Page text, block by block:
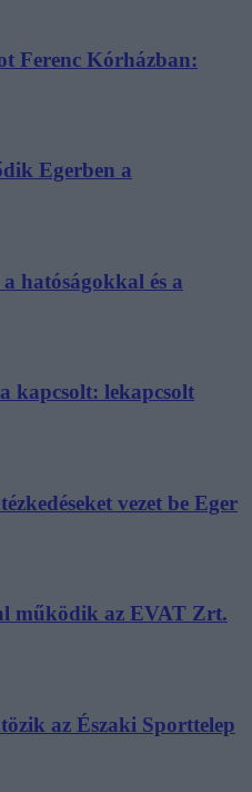
Ferenc Kórházban:
Egerben a
hatóságokkal és a
kapcsolt: lekapcsolt
vezet be Eger
működik az EVAT Zrt.
az Északi Sporttelep